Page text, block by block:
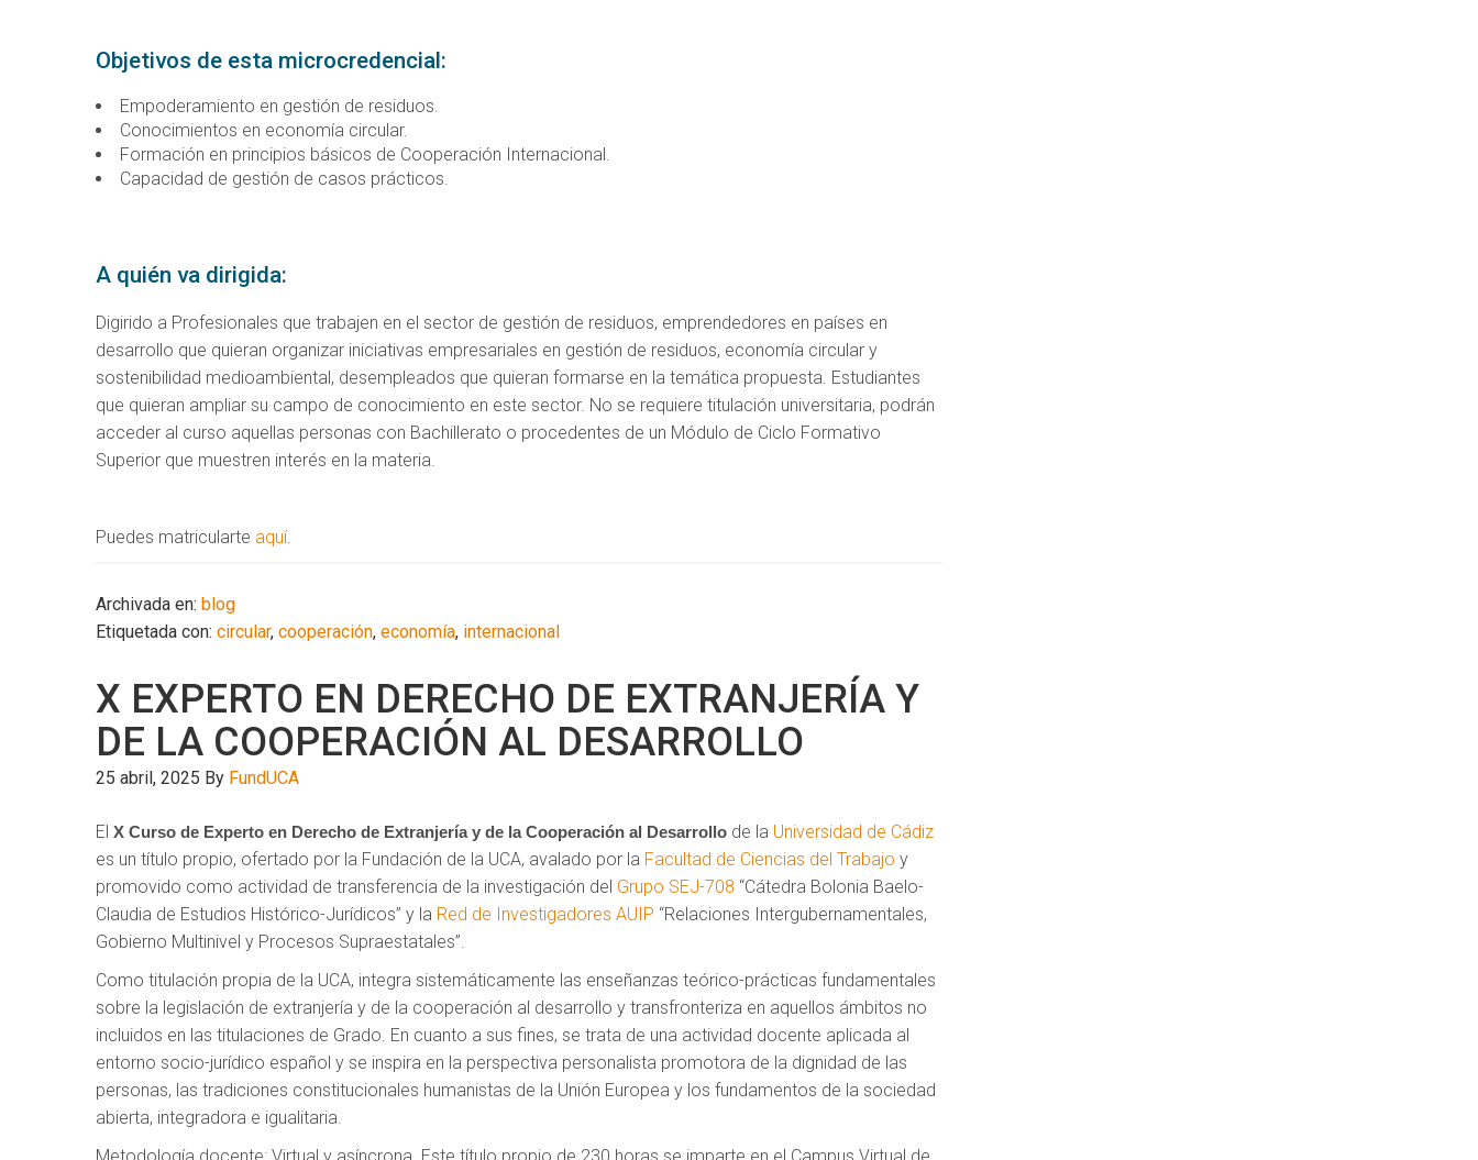
Objetivos de esta microcredencial:
Empoderamiento en gestión de residuos.
Conocimientos en economía circular.
Formación en principios básicos de Cooperación Internacional.
Capacidad de gestión de casos prácticos.
A quién va dirigida:
Digirido a Profesionales que trabajen en el sector de gestión de residuos, emprendedores en países en
desarrollo que quieran organizar iniciativas empresariales en gestión de residuos, economía circular y
sostenibilidad medioambiental, desempleados que quieran formarse en la temática propuesta. Estudiantes
que quieran ampliar su campo de conocimiento en este sector. No se requiere titulación universitaria, podrán
acceder al curso aquellas personas con Bachillerato o procedentes de un Módulo de Ciclo Formativo
Superior que muestren interés en la materia.
Puedes matricularte aquí.
Archivada en: blog
Etiquetada con: circular, cooperación, economía, internacional
X EXPERTO EN DERECHO DE EXTRANJERÍA Y
DE LA COOPERACIÓN AL DESARROLLO
25 abril, 2025 By FundUCA
El X Curso de Experto en Derecho de Extranjería y de la Cooperación al Desarrollo de la Universidad de Cádiz
es un título propio, ofertado por la Fundación de la UCA, avalado por la Facultad de Ciencias del Trabajo y
promovido como actividad de transferencia de la investigación del Grupo SEJ-708 “Cátedra Bolonia Baelo-
Claudia de Estudios Histórico-Jurídicos” y la Red de Investigadores AUIP “Relaciones Intergubernamentales,
Gobierno Multinivel y Procesos Supraestatales”.
Como titulación propia de la UCA, integra sistemáticamente las enseñanzas teórico-prácticas fundamentales
sobre la legislación de extranjería y de la cooperación al desarrollo y transfronteriza en aquellos ámbitos no
incluidos en las titulaciones de Grado. En cuanto a sus fines, se trata de una actividad docente aplicada al
entorno socio-jurídico español y se inspira en la perspectiva personalista promotora de la dignidad de las
personas, las tradiciones constitucionales humanistas de la Unión Europea y los fundamentos de la sociedad
abierta, integradora e igualitaria.